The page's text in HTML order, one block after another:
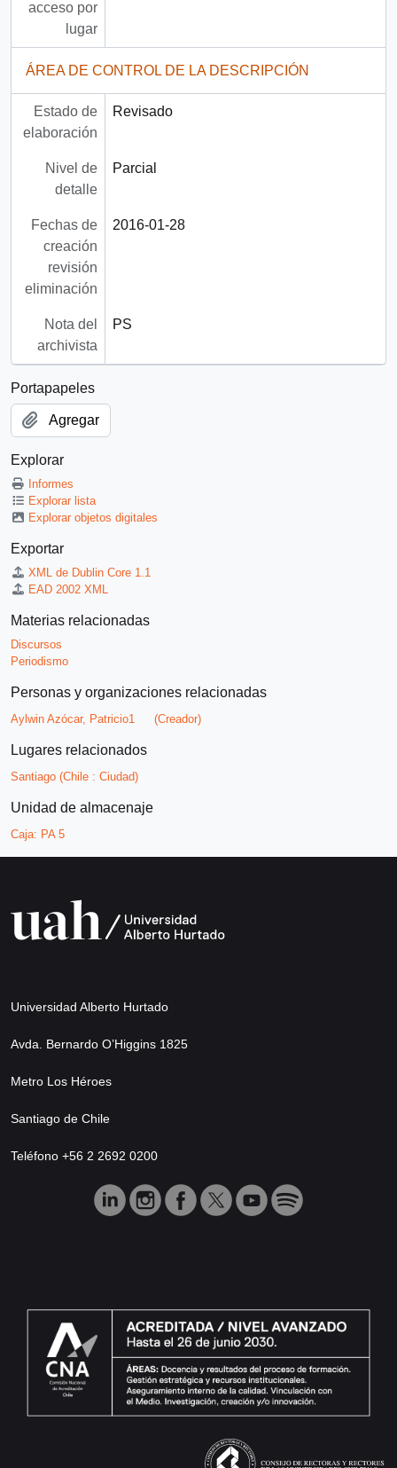
acceso por
lugar
ÁREA DE CONTROL DE LA DESCRIPCIÓN
Estado de
elaboración
Revisado
Nivel de
detalle
Parcial
Fechas de
creación
revisión
eliminación
2016-01-28
Nota del
archivista
PS
Portapapeles
Agregar
Explorar
Informes
Explorar lista
Explorar objetos digitales
Exportar
XML de Dublin Core 1.1
EAD 2002 XML
Materias relacionadas
Discursos
Periodismo
Personas y organizaciones relacionadas
Aylwin Azócar, Patricio1 (Creador)
Lugares relacionados
Santiago (Chile : Ciudad)
Unidad de almacenaje
Caja: PA 5
Universidad Alberto Hurtado
Avda. Bernardo O’Higgins 1825
Metro Los Héroes
Santiago de Chile
Teléfono +56 2 2692 0200